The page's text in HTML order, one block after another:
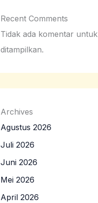
Recent Comments
Tidak ada komentar untuk
ditampilkan.
Archives
Agustus 2026
Juli 2026
Juni 2026
Mei 2026
April 2026